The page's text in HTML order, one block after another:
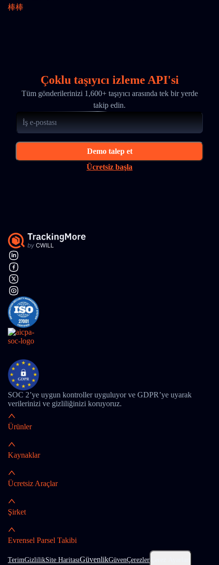
棒棒
Çoklu taşıyıcı izleme API'si
Tüm gönderilerinizi 1,600+ taşıyıcı arasında tek bir yerde
takip edin.
Demo talep et
Ücretsiz başla
SOC 2’ye uygun kontroller uyguluyor ve GDPR’ye uyarak
verilerinizi ve gizliliğinizi koruyoruz.
Ürünler
Kaynaklar
Ücretsiz Araçlar
Şirket
Evrensel Parsel Takibi
TerimGizlilikSite HaritasıGüvenlikGüvenÇerezler